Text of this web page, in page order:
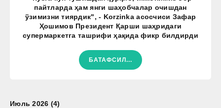
пайтларда ҳам янги шаҳобчалар очишдан
ўзимизни тиярдик", - Korzinka асосчиси Зафар
Ҳошимов Президент Қарши шаҳридаги
супермаркетга ташрифи ҳақида фикр билдирди
БАТАФСИЛ...
Июль 2026 (4)